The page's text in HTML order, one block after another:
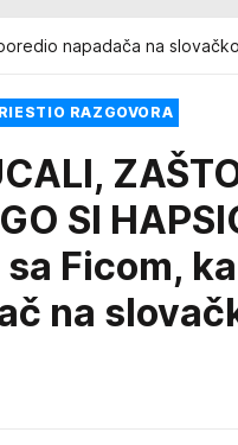
napadača na
RAZGOVORA
SI
Ficom,
na